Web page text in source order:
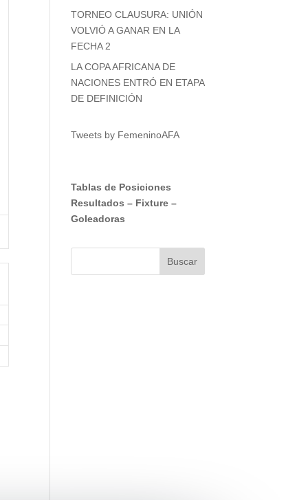
TORNEO CLAUSURA: UNIÓN
VOLVIÓ A GANAR EN LA
FECHA 2
LA COPA AFRICANA DE
NACIONES ENTRÓ EN ETAPA
DE DEFINICIÓN
Tweets by FemeninoAFA
Tablas de Posiciones
Resultados – Fixture –
Goleadoras